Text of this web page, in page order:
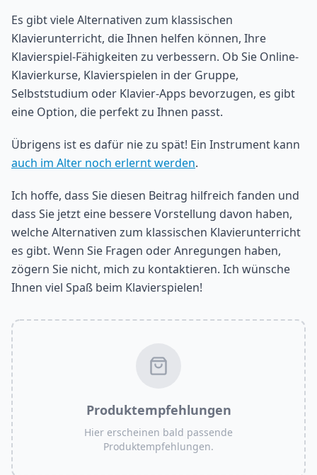
Es gibt viele Alternativen zum klassischen
Klavierunterricht, die Ihnen helfen können, Ihre
Klavierspiel-Fähigkeiten zu verbessern. Ob Sie Online-
Klavierkurse, Klavierspielen in der Gruppe,
Selbststudium oder Klavier-Apps bevorzugen, es gibt
eine Option, die perfekt zu Ihnen passt.
Übrigens ist es dafür nie zu spät! Ein Instrument kann
auch im Alter noch erlernt werden.
Ich hoffe, dass Sie diesen Beitrag hilfreich fanden und
dass Sie jetzt eine bessere Vorstellung davon haben,
welche Alternativen zum klassischen Klavierunterricht
es gibt. Wenn Sie Fragen oder Anregungen haben,
zögern Sie nicht, mich zu kontaktieren. Ich wünsche
Ihnen viel Spaß beim Klavierspielen!
Produktempfehlungen
Hier erscheinen bald passende
Produktempfehlungen.